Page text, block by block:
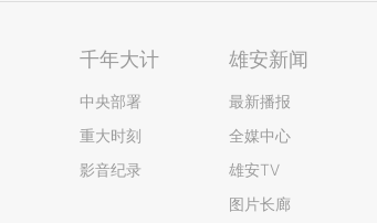
千年大计
中央部署
重大时刻
影音纪录
雄安新闻
最新播报
全媒中心
雄安TV
图片长廊